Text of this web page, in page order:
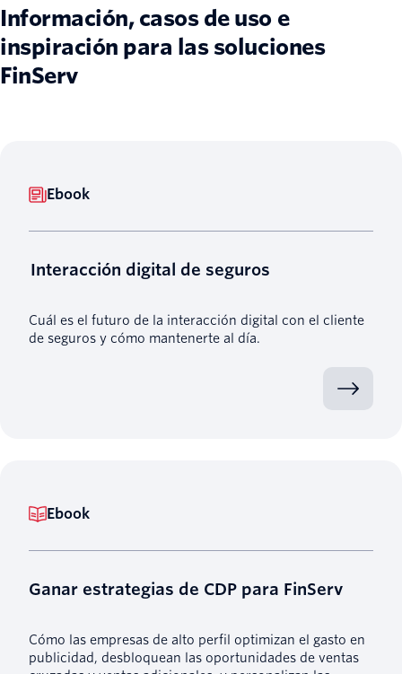
Información, casos de uso e
inspiración para las soluciones
FinServ
Ebook
Interacción digital de seguros
Cuál es el futuro de la interacción digital con el cliente
de seguros y cómo mantenerte al día.
Ebook
Ganar estrategias de CDP para FinServ
Cómo las empresas de alto perfil optimizan el gasto en
publicidad, desbloquean las oportunidades de ventas